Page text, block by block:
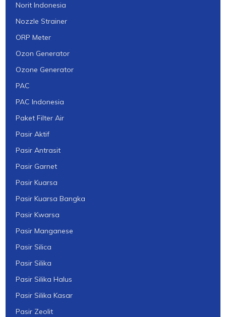
Norit Indonesia
Nozzle Strainer
ORP Meter
Ozon Generator
Ozone Generator
PAC
PAC Indonesia
Paket Filter Air
Pasir Aktif
Pasir Antrasit
Pasir Garnet
Pasir Kuarsa
Pasir Kuarsa Bangka
Pasir Kwarsa
Pasir Manganese
Pasir Silica
Pasir Silika
Pasir Silika Halus
Pasir Silika Kasar
Pasir Zeolit